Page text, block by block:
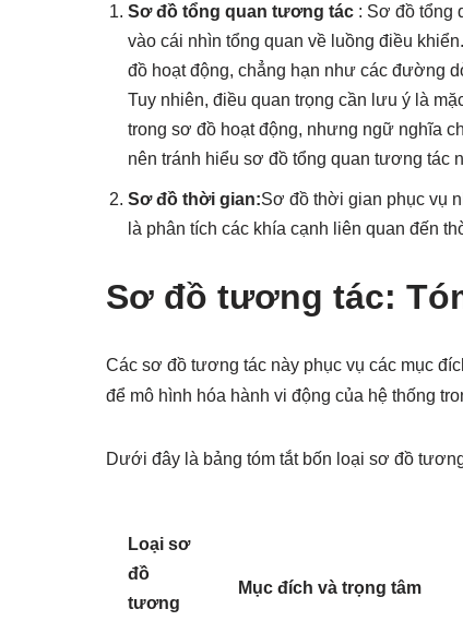
Sơ đồ tổng quan tương tác : Sơ đồ tổng
vào cái nhìn tổng quan về luồng điều
đồ hoạt động, chẳng hạn như các đường
Tuy nhiên, điều quan trọng cần lưu ý là
trong sơ đồ hoạt động, nhưng ngữ nghĩa
nên tránh hiểu sơ đồ tổng quan tương tác
Sơ đồ thời gian:Sơ đồ thời gian phục vụ
là phân tích các khía cạnh liên quan đến
Sơ đồ tương tác:
Các sơ đồ tương tác này phục vụ các mục
để mô hình hóa hành vi động của hệ thống
Dưới đây là bảng tóm tắt bốn loại sơ đồ
Loại sơ
đồ
tương
Mục đích và trọng tâm